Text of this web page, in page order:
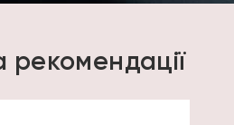
рекомендації